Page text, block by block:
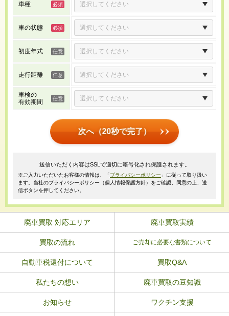
車種
車の状態
初度年式
走行距離
車検の
有効期間
次へ（20秒で完了）
送信いただく内容はSSLで適切に暗号化され保護されます。
※ご入力いただいたお客様の情報は、「 プライバシーポリシー 」に従って取り扱い
ます。当社のプライバシーポリシー（個人情報保護方針）をご確認、同意の上、送
信ボタンを押してください。
廃車買取 対応エリア 廃車買取実績
買取の流れ ご売却に必要な書類について
自動車税還付について 買取Q&A
私たちの想い 廃車買取の豆知識
お知らせ ワクチン支援